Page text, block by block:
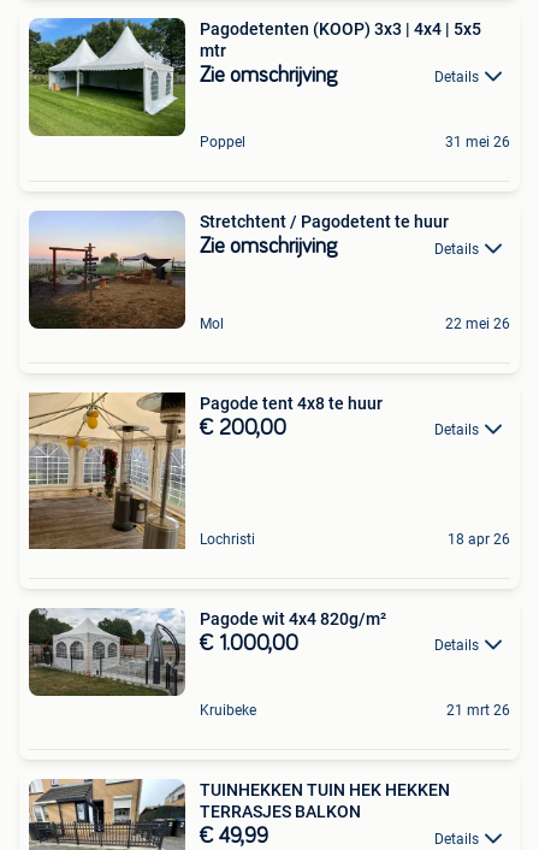
Pagodetenten (KOOP) 3x3 | 4x4 | 5x5
mtr
Zie omschrijving Details
Poppel 31 mei 26
Stretchtent / Pagodetent te huur
Zie omschrijving Details
Mol 22 mei 26
Pagode tent 4x8 te huur
€ 200,00 Details
Lochristi 18 apr 26
Pagode wit 4x4 820g/m²
€ 1.000,00 Details
Kruibeke 21 mrt 26
TUINHEKKEN TUIN HEK HEKKEN
TERRASJES BALKON
€ 49,99 Details